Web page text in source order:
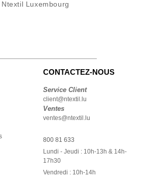
Ntextil Luxembourg
CONTACTEZ-NOUS
Service Client
client@ntextil.lu
Ventes
ventes@ntextil.lu
800 81 633
Lundi - Jeudi : 10h-13h & 14h-
17h30
Vendredi : 10h-14h